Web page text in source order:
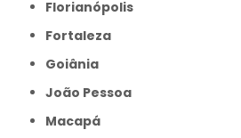
Florianópolis
Fortaleza
Goiânia
João Pessoa
Macapá